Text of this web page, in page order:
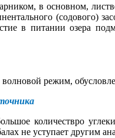
в основном,
(содового)
в питании озера
волновой режим,
количествро
не уступает другим